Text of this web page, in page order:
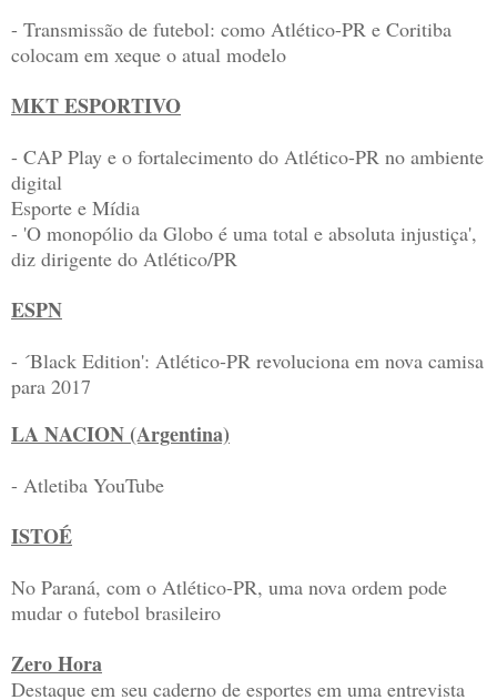
- Transmissão de futebol: como Atlético-PR e Coritiba
colocam em xeque o atual modelo
MKT ESPORTIVO
- CAP Play e o fortalecimento do Atlético-PR no ambiente
digital
Esporte e Mídia
- 'O monopólio da Globo é uma total e absoluta injustiça',
diz dirigente do Atlético/PR
ESPN
- ´Black Edition': Atlético-PR revoluciona em nova camisa
para 2017
LA NACION (Argentina)
- Atletiba YouTube
ISTOÉ
No Paraná, com o Atlético-PR, uma nova ordem pode
mudar o futebol brasileiro
Zero Hora
Destaque em seu caderno de esportes em uma entrevista